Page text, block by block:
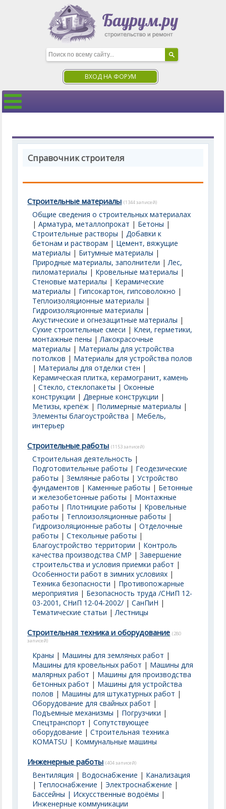
ВХОД НА ФОРУМ
Справочник строителя
Строительные материалы (1344 записей)
Общие сведения о строительных материалах
|Арматура, металлопрокат | Бетоны |
Строительные растворы |Добавки к
бетонам и растворам | Цемент, вяжущие
материалы | Битумные материалы |
Природные материалы, заполнители |Лес,
пиломатериалы | Кровельные материалы |
Стеновые материалы | Керамические
материалы | Гипсокартон, гипсоволокно |
Теплоизоляционные материалы |
Гидроизоляционные материалы |
Акустические и огнезащитные материалы |
Сухие строительные смеси | Клеи, герметики,
монтажные пены |Лакокрасочные
материалы | Материалы для устройства
потолков | Материалы для устройства полов
| Материалы для отделки стен |
Керамическая плитка, керамогранит, камень
|Стекло, стеклопакеты |Оконные
конструкции |Дверные конструкции |
Метизы, крепёж | Полимерные материалы |
Элементы благоустройства | Мебель,
интерьер
Строительные работы (1153 записей)
Строительная деятельность |
Подготовительные работы | Геодезические
работы |Земляные работы |Устройство
фундаментов | Каменные работы | Бетонные
и железобетонные работы | Монтажные
работы | Плотницкие работы | Кровельные
работы | Теплоизоляционные работы |
Гидроизоляционные работы |Отделочные
работы |Стекольные работы |
Благоустройство территории | Контроль
качества производства СМР |Завершение
строительства и условия приемки работ |
Особенности работ в зимних условиях |
Техника безопасности | Противопожарные
мероприятия | Безопасность труда /СНиП 12-
03-2001, СНиП 12-04-2002/ |СанПиН |
Тематические статьи |Лестницы
Строительная техника и оборудование (280
записей)
Краны | Машины для земляных работ |
Машины для кровельных работ | Машины для
малярных работ | Машины для производства
бетонных работ | Машины для устройства
полов | Машины для штукатурных работ |
Оборудование для свайных работ |
Подъемные механизмы | Погрузчики |
Спецтранспорт |Сопутствующее
оборудование |Строительная техника
KOMATSU | Коммунальные машины
Инженерные работы (404 записей)
Вентиляция | Водоснабжение | Канализация
| Теплоснабжение |Электроснабжение |
Бассейны | Искусственные водоёмы |
Инженерные коммуникации